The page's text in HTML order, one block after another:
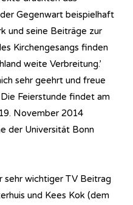
Gegenwart beispielhaft
und seine Beiträge zur
Kirchengesangs finden
weite Verbreitung.’
sehr geehrt und freue
Feierstunde findet am
November 2014
der Universität Bonn
sehr wichtiger TV Beitrag
und Kees Kok (dem